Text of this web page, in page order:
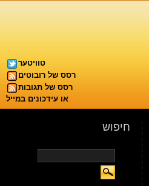
טוויטער
רסס של רובוטים
רסס של תגובות
או עידכונים במייל
חיפוש